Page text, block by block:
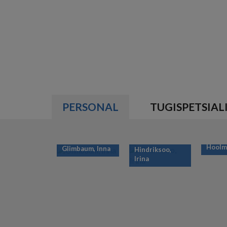
PERSONAL
Glimbaum, Inna
Hindriksoo,
Irina